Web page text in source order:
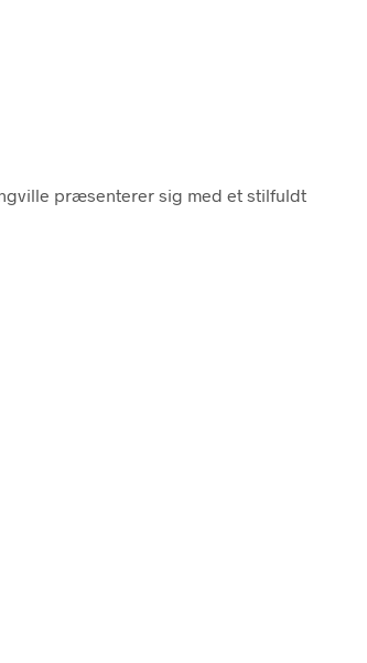
præsenterer sig med et stilfuldt